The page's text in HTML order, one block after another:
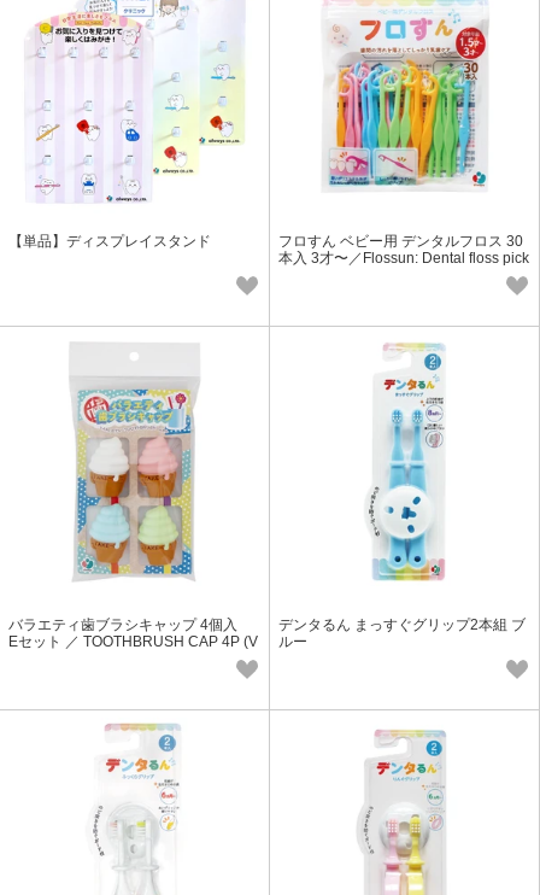
【単品】ディスプレイスタンド
フロすん ベビー用 デンタルフロス 30
本入 3才〜／Flossun: Dental floss pick
バラエティ歯ブラシキャップ 4個入
Eセット ／ TOOTHBRUSH CAP 4P (V
デンタるん まっすぐグリップ2本組 ブ
ルー